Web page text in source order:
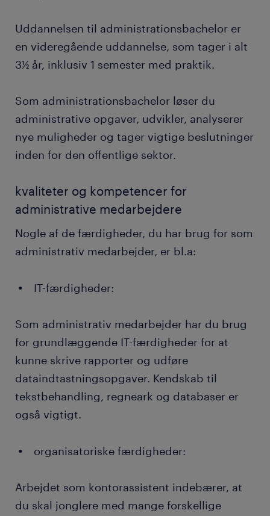
Uddannelsen til administrationsbachelor er
en videregående uddannelse, som tager i alt
3½ år, inklusiv 1 semester med praktik.
Som administrationsbachelor løser du
administrative opgaver, udvikler, analyserer
nye muligheder og tager vigtige beslutninger
inden for den offentlige sektor.
kvaliteter og kompetencer for
administrative medarbejdere
Nogle af de færdigheder, du har brug for som
administrativ medarbejder, er bl.a:
IT-færdigheder:
Som administrativ medarbejder har du brug
for grundlæggende IT-færdigheder for at
kunne skrive rapporter og udføre
dataindtastningsopgaver. Kendskab til
tekstbehandling, regneark og databaser er
også vigtigt.
organisatoriske færdigheder:
Arbejdet som kontorassistent indebærer, at
du skal jonglere med mange forskellige